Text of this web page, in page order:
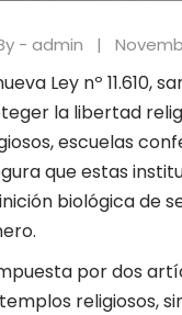
- admin
Ley nº
la libertad
escuelas
que estas
biológica de
por dos
religiosos,